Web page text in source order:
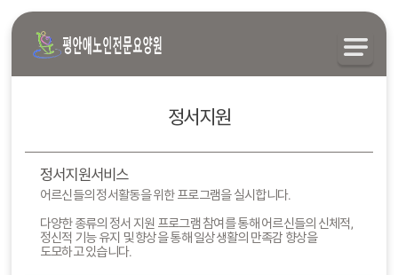
정서지원
정서지원서비스
어르신들의 정서활동을 위한 프로그램을 실시합니다.
다양한 종류의 정서 지원 프로그램 참여를 통해 어르신들의 신체적,
정신적 기능 유지 및 향상을 통해 일상생활의 만족감 향상을
도모하고 있습니다.